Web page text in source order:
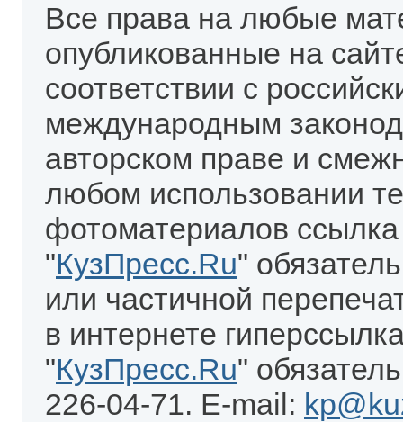
Все права на любые
опубликованные на
соответствии с
международным
авторском праве и
любом использовании
фотоматериалов
"КузПресс.Ru"
или частичной
в интернете
"КузПресс.Ru"
226-04-71. E-mail: